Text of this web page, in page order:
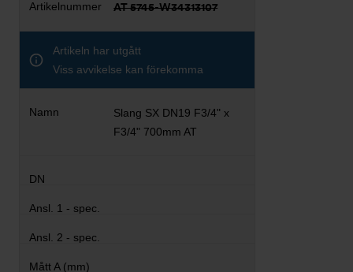
AT 5745-W34313107
Artikeln har utgått
Viss avvikelse kan förekomma
Slang SX DN19 F3/4" x
F3/4" 700mm AT